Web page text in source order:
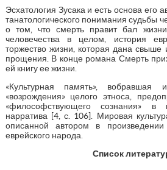
Эсхатология Зусака и есть основа его
танатологического понимания судьбы
о том, что смерть правит бал
человечества в целом, история
торжество жизни, которая дана свыше
прощения. В конце романа Смерть
ей книгу ее жизни.
«Культурная память», вобравшая
«возрождения» целого этноса,
«философствующего сознания» в
нарратива [4, с. 106]. Мировая
описанной автором в произведении
еврейского народа.
Список